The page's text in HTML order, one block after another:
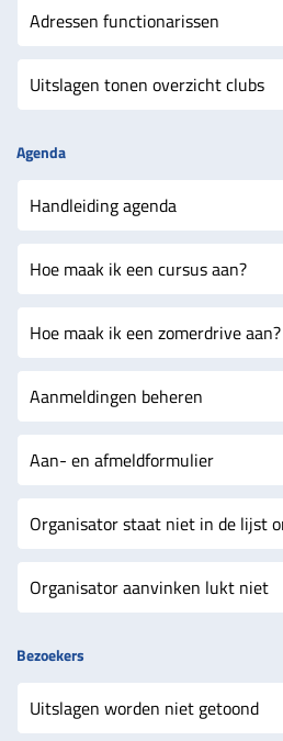
Adressen functionarissen
Uitslagen tonen overzicht clubs
Agenda
Handleiding agenda
Hoe maak ik een cursus aan?
Hoe maak ik een zomerdrive aan?
Aanmeldingen beheren
Aan- en afmeldformulier
Organisator staat niet in de lijst
Organisator aanvinken lukt niet
Bezoekers
Uitslagen worden niet getoond